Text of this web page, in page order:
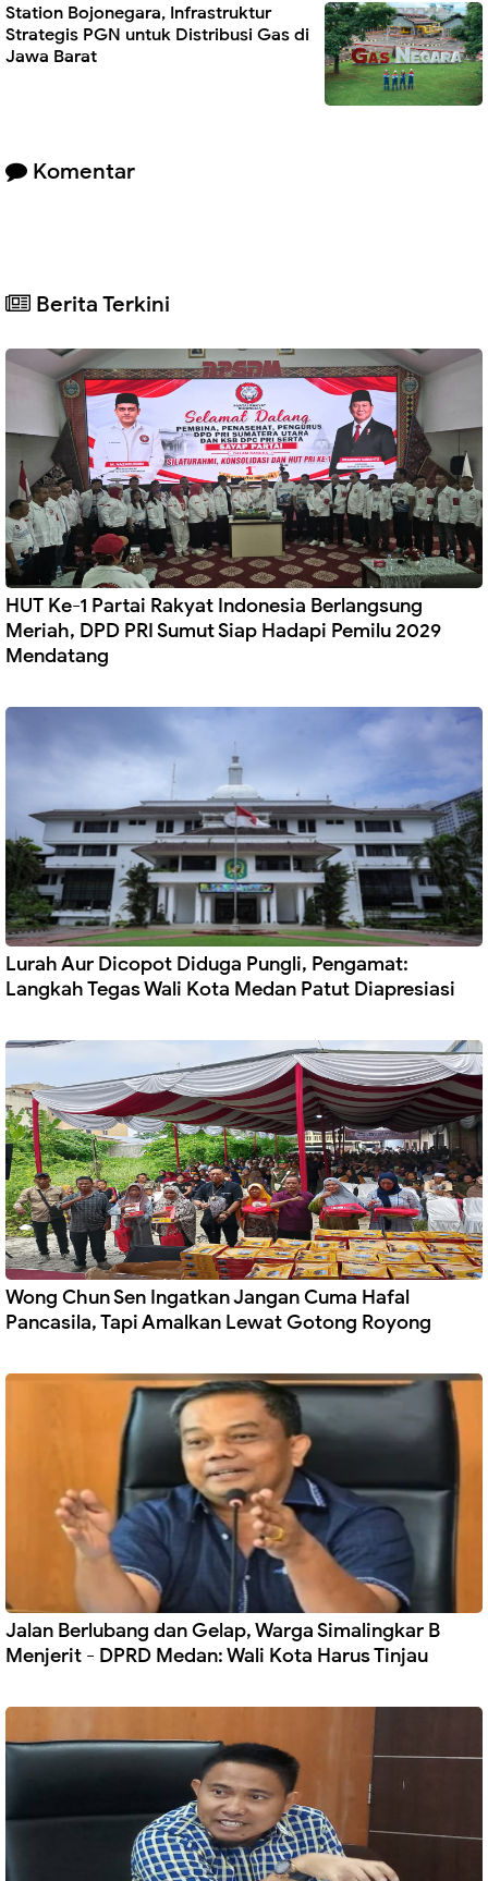
Station Bojonegara, Infrastruktur
Strategis PGN untuk Distribusi Gas di
Jawa Barat
Komentar
Berita Terkini
HUT Ke-1 Partai Rakyat Indonesia Berlangsung
Meriah, DPD PRI Sumut Siap Hadapi Pemilu 2029
Mendatang
Lurah Aur Dicopot Diduga Pungli, Pengamat:
Langkah Tegas Wali Kota Medan Patut Diapresiasi
Wong Chun Sen Ingatkan Jangan Cuma Hafal
Pancasila, Tapi Amalkan Lewat Gotong Royong
Jalan Berlubang dan Gelap, Warga Simalingkar B
Menjerit - DPRD Medan: Wali Kota Harus Tinjau